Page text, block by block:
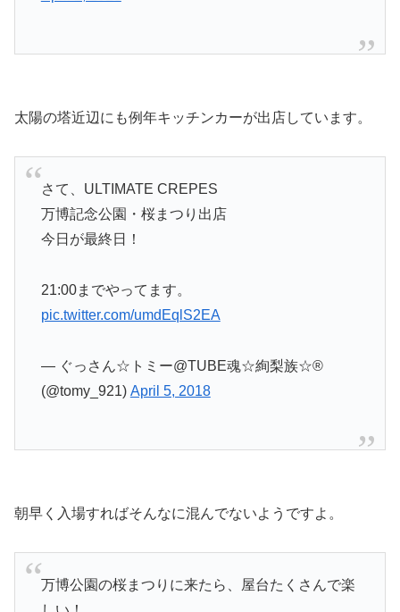
太陽の塔近辺にも例年キッチンカーが出店しています。
さて、ULTIMATE CREPES
万博記念公園・桜まつり出店
今日が最終日！
21:00までやってます。
pic.twitter.com/umdEqlS2EA
— ぐっさん☆トミー@TUBE魂☆絢梨族☆®
(@tomy_921) April 5, 2018
朝早く入場すればそんなに混んでないようですよ。
万博公園の桜まつりに来たら、屋台たくさんで楽